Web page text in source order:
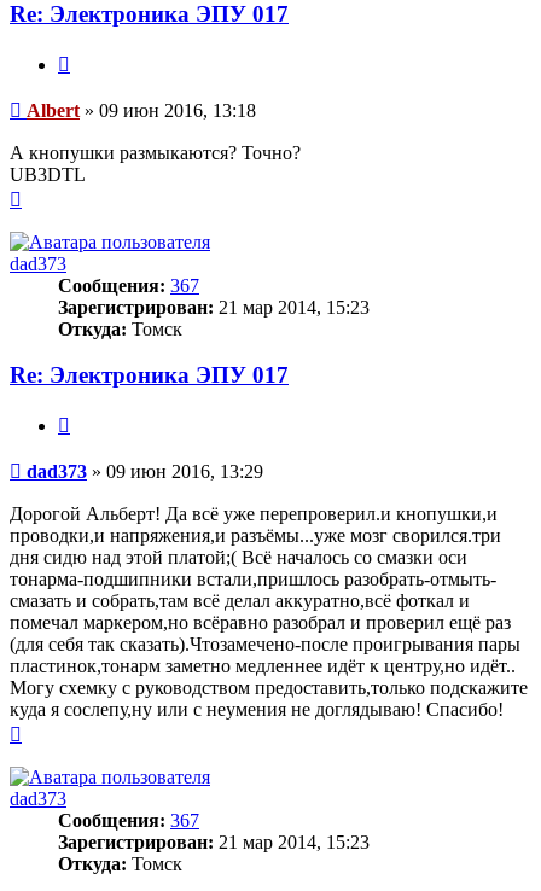
Re: Электроника ЭПУ 017
Сообщение
Albert » 09 июн 2016, 13:18
А кнопушки размыкаются? Точно?
UB3DTL
началу
dad373
Сообщения: 367
Зарегистрирован: 21 мар 2014, 15:23
Откуда: Томск
Re: Электроника ЭПУ 017
Сообщение
dad373 » 09 июн 2016, 13:29
Дорогой Альберт! Да всё уже перепроверил.и кнопушки,и
проводки,и напряжения,и разъёмы...уже мозг сворился.три
дня сидю над этой платой;( Всё началось со смазки оси
тонарма-подшипники встали,пришлось разобрать-отмыть-
смазать и собрать,там всё делал аккуратно,всё фоткал и
помечал маркером,но всёравно разобрал и проверил ещё раз
(для себя так сказать).Чтозамечено-после проигрывания пары
пластинок,тонарм заметно медленнее идёт к центру,но идёт..
Могу схемку с руководством предоставить,только подскажите
куда я сослепу,ну или с неумения не доглядываю! Спасибо!
началу
dad373
Сообщения: 367
Зарегистрирован: 21 мар 2014, 15:23
Откуда: Томск